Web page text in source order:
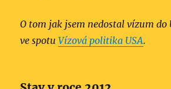
O tom jak jsem nedostal vízum do
ve spotuVízová politika USA.